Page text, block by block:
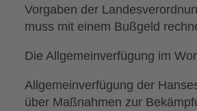
Vorgaben der
muss mit einem Bußgeld
Die Allgemeinverfügung im
Allgemeinverfügung der
über Maßnahmen zur